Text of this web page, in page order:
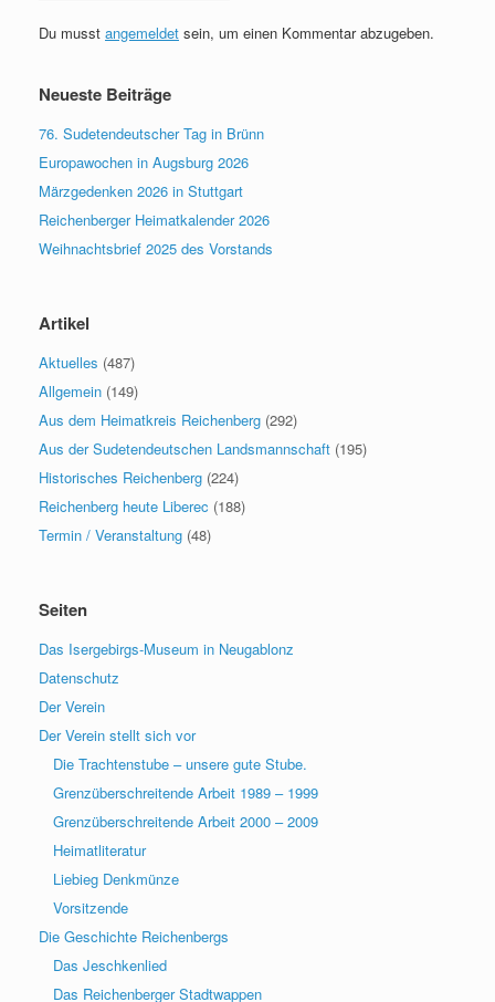
Du musst angemeldet sein, um einen Kommentar abzugeben.
Neueste Beiträge
76. Sudetendeutscher Tag in Brünn
Europawochen in Augsburg 2026
Märzgedenken 2026 in Stuttgart
Reichenberger Heimatkalender 2026
Weihnachtsbrief 2025 des Vorstands
Artikel
Aktuelles (487)
Allgemein (149)
Aus dem Heimatkreis Reichenberg (292)
Aus der Sudetendeutschen Landsmannschaft (195)
Historisches Reichenberg (224)
Reichenberg heute Liberec (188)
Termin / Veranstaltung (48)
Seiten
Das Isergebirgs-Museum in Neugablonz
Datenschutz
Der Verein
Der Verein stellt sich vor
Die Trachtenstube – unsere gute Stube.
Grenzüberschreitende Arbeit 1989 – 1999
Grenzüberschreitende Arbeit 2000 – 2009
Heimatliteratur
Liebieg Denkmünze
Vorsitzende
Die Geschichte Reichenbergs
Das Jeschkenlied
Das Reichenberger Stadtwappen